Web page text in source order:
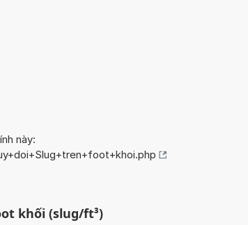
này:
khối (slug/ft³)